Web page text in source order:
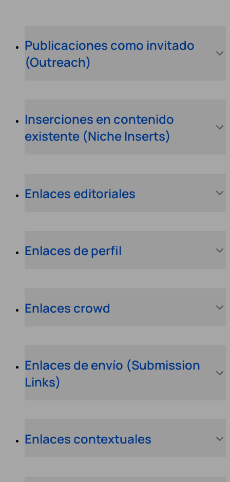
Publicaciones como invitado
(Outreach)
Inserciones en contenido
existente (Niche Inserts)
Enlaces editoriales
Enlaces de perfil
Enlaces crowd
Enlaces de envío (Submission
Links)
Enlaces contextuales